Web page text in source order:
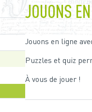
JOUONS
Jouons en ligne
Puzzles et quiz
À vous de jouer !